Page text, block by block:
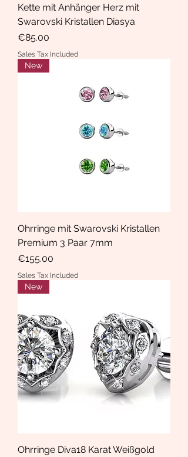
Kette mit Anhänger Herz mit
Swarovski Kristallen Diasya
Price
€85.00
Sales Tax Included
New
Ohrringe mit Swarovski Kristallen
Premium 3 Paar 7mm
Price
€155.00
Sales Tax Included
New
Ohrringe Diva18 Karat Weißgold